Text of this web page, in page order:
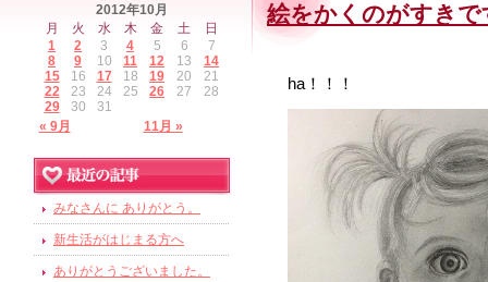
絵をかくのがすきで
ha！！！
2012年10月
月
火 水 木 金 土 日
« 9月 11月 »
1 2 3 4 5 6
7
8
9 10 11 12 13
14
15
16 17 18 19 20
21
22
23 24 25 26 27
28
29
30 31
みなさんに ありがとう。
新生活がはじまる方へ
ありがとうございました。